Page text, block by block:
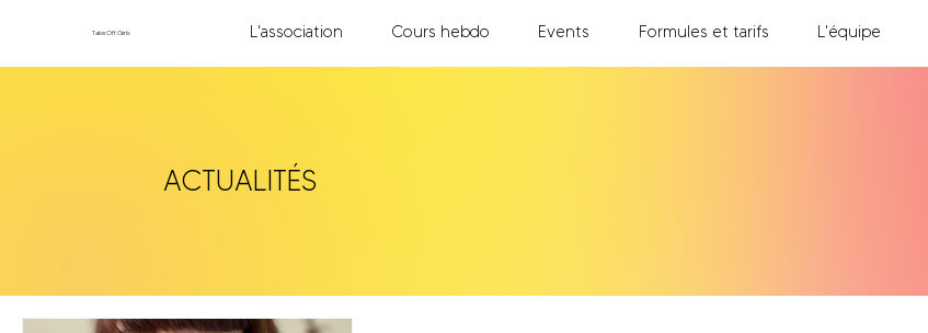
TakeOff.Girls L'association Cours hebdo Events Formules et tarifs L'équipe
ACTUALITÉS